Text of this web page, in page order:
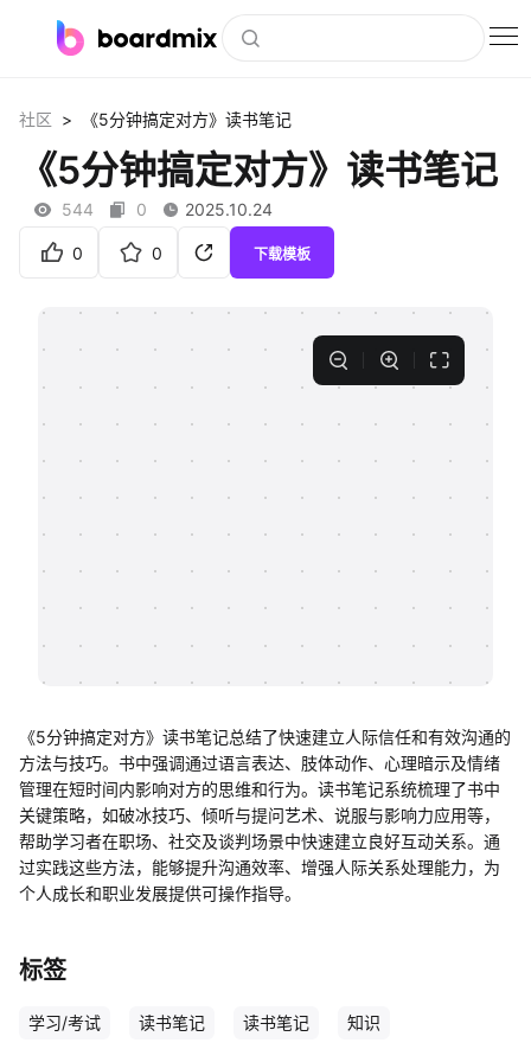
社区资源
下载
帮助中心
社区 > 《5分钟搞定对方》读书笔记
《5分钟搞定对方》读书笔记
544 0 2025.10.24
0 0 下载模板
《5分钟搞定对方》读书笔记总结了快速建立人际信任和有效沟通的
方法与技巧。书中强调通过语言表达、肢体动作、心理暗示及情绪
管理在短时间内影响对方的思维和行为。读书笔记系统梳理了书中
关键策略，如破冰技巧、倾听与提问艺术、说服与影响力应用等，
帮助学习者在职场、社交及谈判场景中快速建立良好互动关系。通
过实践这些方法，能够提升沟通效率、增强人际关系处理能力，为
个人成长和职业发展提供可操作指导。
标签
学习/考试 读书笔记 读书笔记 知识